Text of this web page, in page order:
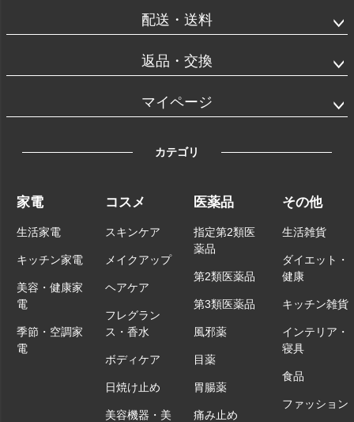
配送・送料
返品・交換
マイページ
カテゴリ
家電
生活家電
キッチン家電
美容・健康家
電
季節・空調家
電
コスメ
スキンケア
メイクアップ
ヘアケア
フレグラン
ス・香水
ボディケア
日焼け止め
美容機器・美
医薬品
指定第2類医
薬品
第2類医薬品
第3類医薬品
風邪薬
目薬
胃腸薬
痛み止め
その他
生活雑貨
ダイエット・
健康
キッチン雑貨
インテリア・
寝具
食品
ファッション